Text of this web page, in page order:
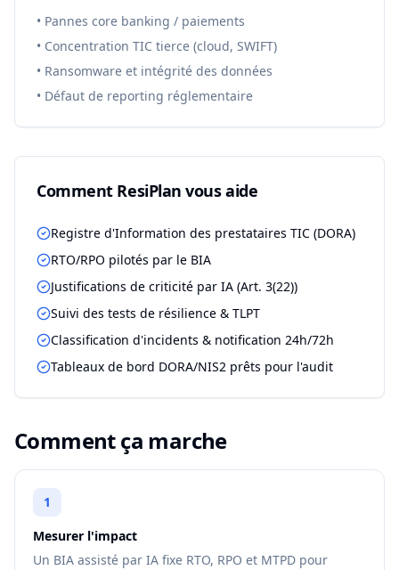
• Pannes core banking / paiements
• Concentration TIC tierce (cloud, SWIFT)
• Ransomware et intégrité des données
• Défaut de reporting réglementaire
Comment ResiPlan vous aide
Registre d'Information des prestataires TIC (DORA)
RTO/RPO pilotés par le BIA
Justifications de criticité par IA (Art. 3(22))
Suivi des tests de résilience & TLPT
Classification d'incidents & notification 24h/72h
Tableaux de bord DORA/NIS2 prêts pour l'audit
Comment ça marche
1
Mesurer l'impact
Un BIA assisté par IA fixe RTO, RPO et MTPD pour